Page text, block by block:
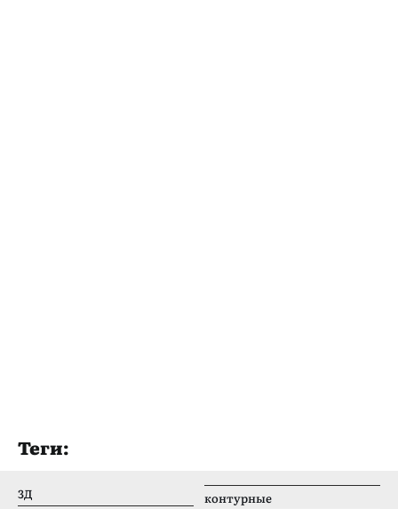
Теги:
3Д
контурные